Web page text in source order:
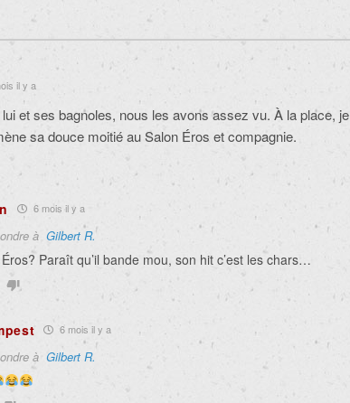
il y a
et ses bagnoles, nous les avons assez vu. À la place, je
sa douce moitié au Salon Éros et compagnie.
6 mois il y a
à Gilbert R.
Paraît qu’il bande mou, son hit c’est les chars…
6 mois il y a
à Gilbert R.